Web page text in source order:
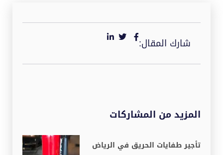
شارك المقال:
المزيد من المشاركات
تأجير طفايات الحريق في الرياض